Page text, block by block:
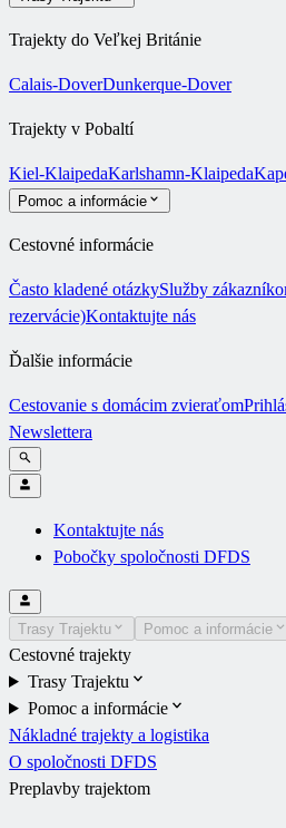
Trajekty do Veľkej Británie
Calais-DoverDunkerque-Dover
Trajekty v Pobaltí
Kiel-KlaipedaKarlshamn-Klaipeda
Pomoc a informácie
Cestovné informácie
Často kladené otázkySlužby
rezervácie)Kontaktujte nás
Ďalšie informácie
Cestovanie s domácim zvieraťom
Newslettera
Kontaktujte nás
Pobočky spoločnosti DFDS
Trasy Trajektu Pomoc a informácie
Cestovné trajekty
Trasy Trajektu
Pomoc a informácie
Nákladné trajekty a logistika
O spoločnosti DFDS
Preplavby trajektom